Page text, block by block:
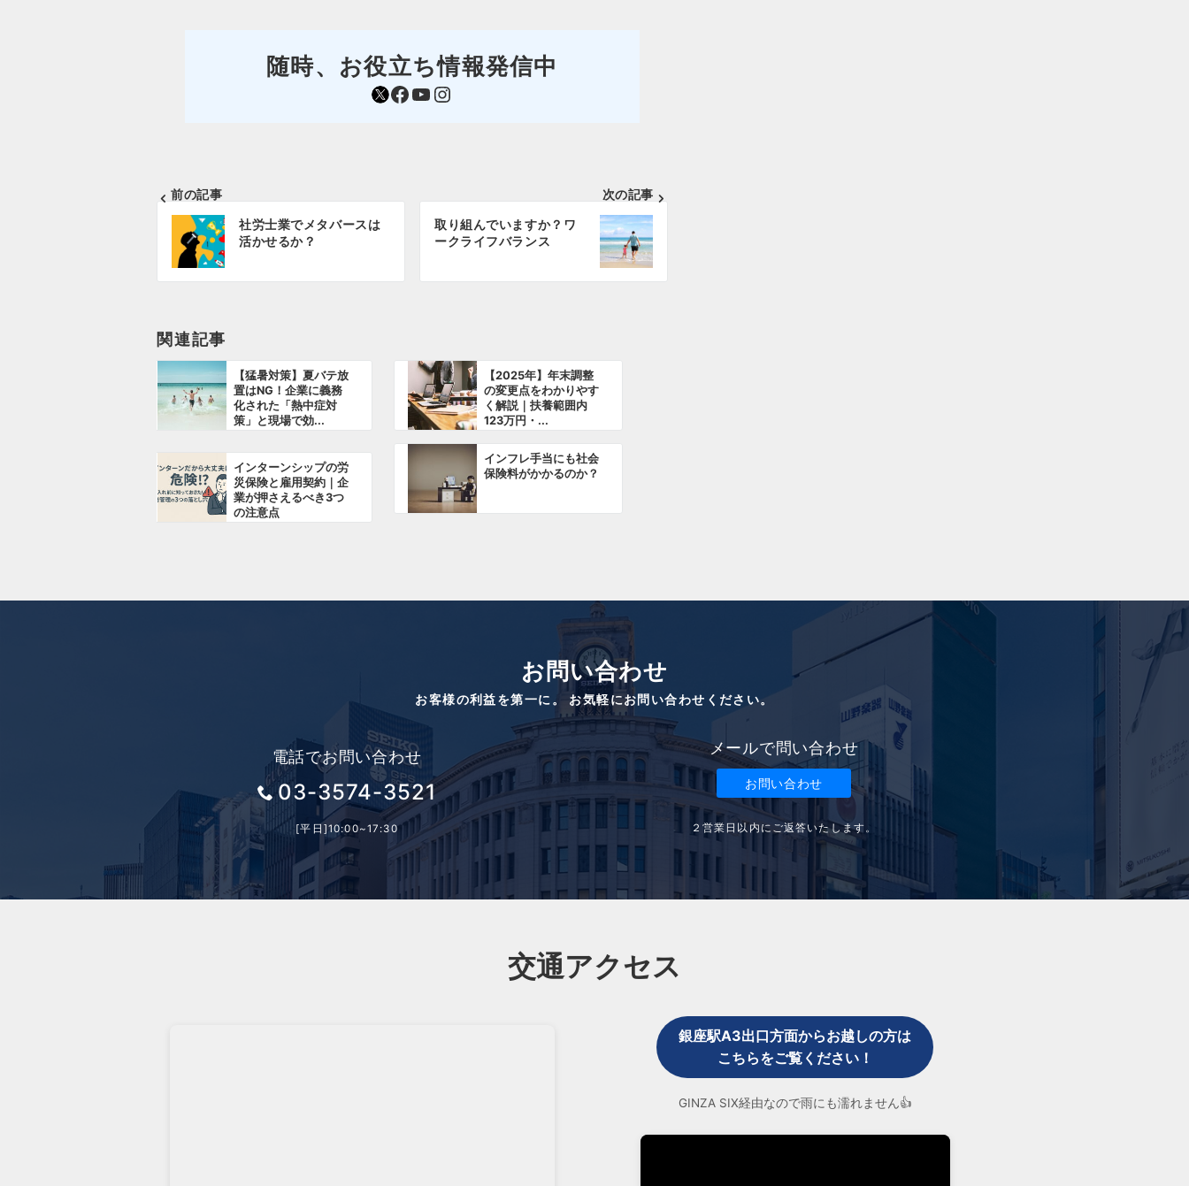
随時、お役立ち情報発信中
https://mobile.twitter.com/sr_aoki Facebook YouTube Instagram
投
ナ
ゲ
ー
シ
ョ
前の記事
社労士業でメタバースは
活かせるか？
次の記事
取り組んでいますか？ワ
ークライフバランス
関連記事
【猛暑対策】夏バテ放
置はNG！企業に義務
化された「熱中症対
策」と現場で効...
【2025年】年末調整
の変更点をわかりやす
く解説｜扶養範囲内
123万円・...
インターンシップの労
災保険と雇用契約｜企
業が押さえるべき3つ
の注意点
インフレ手当にも社会
保険料がかかるのか？
お問い合わせ
お客様の利益を第一に。 お気軽にお問い合わせください。
電話でお問い合わせ
03-3574-3521
[平日]10:00~17:30
メールで問い合わせ
お問い合わせ
２営業日以内にご返答いたします。
交通アクセス
銀座駅A3出口方面からお越しの方は
こちらをご覧ください！
GINZA SIX経由なので雨にも濡れません👍